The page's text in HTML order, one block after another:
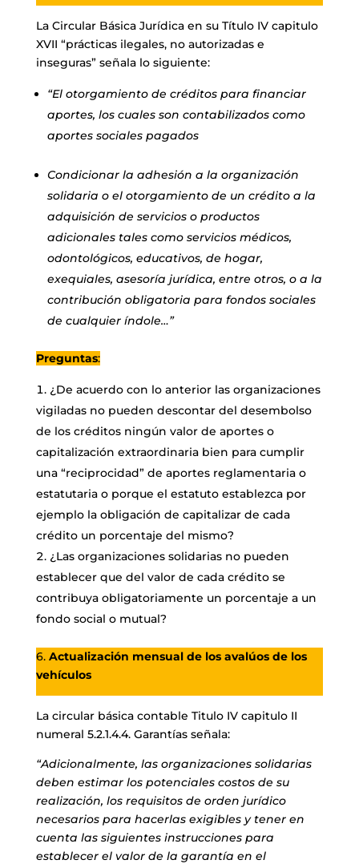
La Circular Básica Jurídica en su Título IV capitulo
XVII “prácticas ilegales, no autorizadas e
inseguras” señala lo siguiente:
“El otorgamiento de créditos para financiar
aportes, los cuales son contabilizados como
aportes sociales pagados
Condicionar la adhesión a la organización
solidaria o el otorgamiento de un crédito a la
adquisición de servicios o productos
adicionales tales como servicios médicos,
odontológicos, educativos, de hogar,
exequiales, asesoría jurídica, entre otros, o a la
contribución obligatoria para fondos sociales
de cualquier índole…”
Preguntas:
¿De acuerdo con lo anterior las organizaciones
vigiladas no pueden descontar del desembolso
de los créditos ningún valor de aportes o
capitalización extraordinaria bien para cumplir
una “reciprocidad” de aportes reglamentaria o
estatutaria o porque el estatuto establezca por
ejemplo la obligación de capitalizar de cada
crédito un porcentaje del mismo?
¿Las organizaciones solidarias no pueden
establecer que del valor de cada crédito se
contribuya obligatoriamente un porcentaje a un
fondo social o mutual?
6. Actualización mensual de los avalúos de los
vehículos
La circular básica contable Titulo IV capitulo II
numeral 5.2.1.4.4. Garantías señala:
“Adicionalmente, las organizaciones solidarias
deben estimar los potenciales costos de su
realización, los requisitos de orden jurídico
necesarios para hacerlas exigibles y tener en
cuenta las siguientes instrucciones para
establecer el valor de la garantía en el